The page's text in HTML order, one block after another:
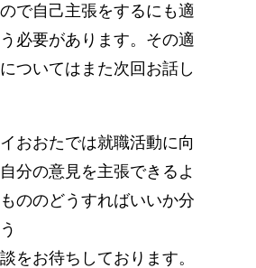
で自己主張をするにも適
必要があります。その適
ついてはまた次回お話し
おおたでは就職活動に向
分の意見を主張できるよ
ののどうすればいいか分
をお待ちしております。